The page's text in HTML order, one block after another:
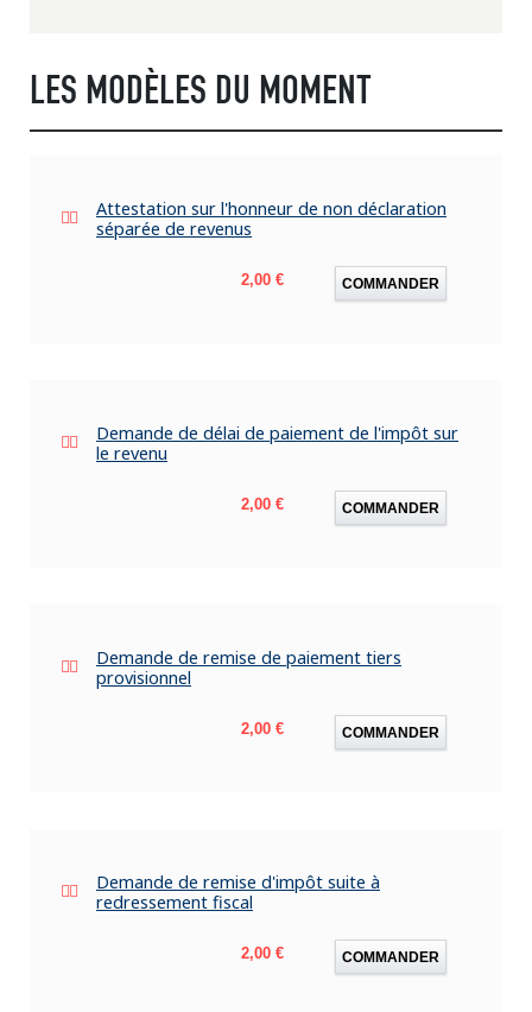
LES MODÈLES DU MOMENT
Attestation sur l'honneur de non déclaration
séparée de revenus
Prix
2,00 € COMMANDER
Demande de délai de paiement de l'impôt sur
le revenu
Prix
2,00 € COMMANDER
Demande de remise de paiement tiers
provisionnel
Prix
2,00 € COMMANDER
Demande de remise d'impôt suite à
redressement fiscal
Prix
2,00 € COMMANDER